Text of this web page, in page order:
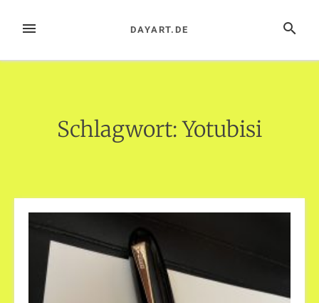
InhaltMENÜ SUCHE
DAYART.DE
Schlagwort:Yotubisi